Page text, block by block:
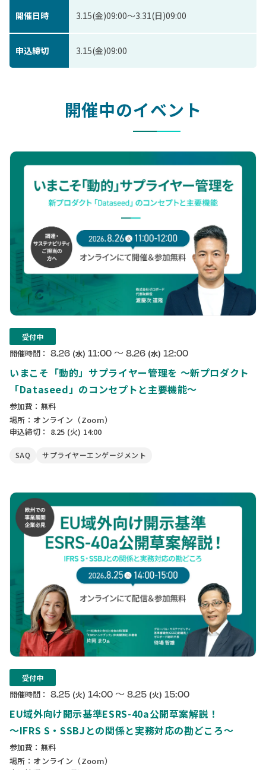
開催日時 3.15(金)09:00〜3.31(日)09:00
申込締切 3.15(金)09:00
開催中のイベント
受付中
開催時間： 8.26 (水) 11:00 〜 8.26 (水) 12:00
いまこそ「動的」サプライヤー管理を 〜新プロダクト
「Dataseed」のコンセプトと主要機能〜
参加費：無料
場所：オンライン（Zoom）
申込締切： 8.25 (火) 14:00
SAQ サプライヤーエンゲージメント
受付中
開催時間： 8.25 (火) 14:00 〜 8.25 (火) 15:00
EU域外向け開示基準ESRS-40a公開草案解説！
〜IFRS S・SSBJとの関係と実務対応の勘どころ〜
参加費：無料
場所：オンライン（Zoom）